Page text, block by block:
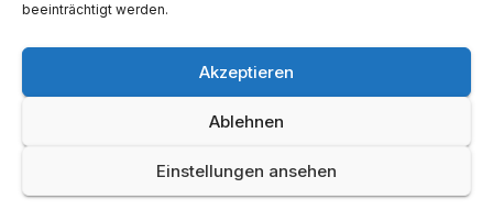
beeinträchtigt werden.
Akzeptieren
Ablehnen
Einstellungen ansehen